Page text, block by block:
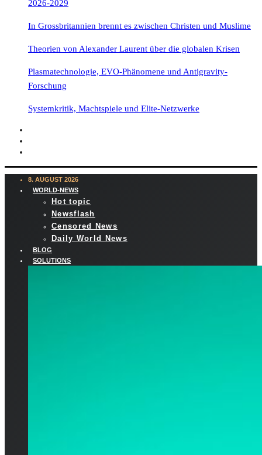
2026-2029
In Grossbritannien brennt es zwischen Christen und Muslime
Theorien von Alexander Laurent über die globalen Krisen
Plasmatechnologie, EVO-Phänomene und Antigravity-
Forschung
Systemkritik, Machtspiele und Elite-Netzwerke
8. AUGUST 2026
WORLD-NEWS
Hot topic
Newsflash
Censored News
Daily World News
BLOG
SOLUTIONS